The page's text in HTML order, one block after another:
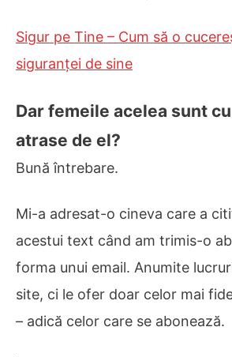
Sigur pe Tine – Cum să o
siguranței de sine
Dar femeile acelea sunt
atrase de el?
Bună întrebare.
Mi-a adresat-o cineva care a
acestui text când am trimis-o
forma unui email. Anumite
site, ci le ofer doar celor mai
– adică celor care se abonează.